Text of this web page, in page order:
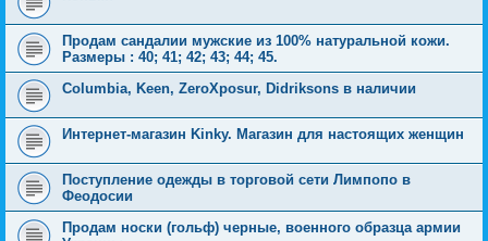
Продам сандалии мужские из 100% натуральной кожи.
Размеры : 40; 41; 42; 43; 44; 45.
Columbia, Keen, ZeroXposur, Didriksons в наличии
Интернет-магазин Kinky. Магазин для настоящих женщин
Поступление одежды в торговой сети Лимпопо в
Феодосии
Продам носки (гольф) черные, военного образца армии